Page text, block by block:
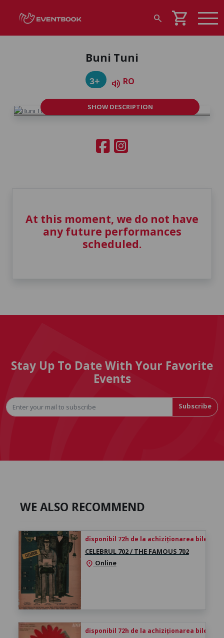
search shopping_cart
Buni Tuni
3+ volume_up RO
SHOW DESCRIPTION
At this moment, we do not have
any future performances
scheduled.
Stay Up To Date With Your Favorite
Events
Subscribe
WE ALSO RECOMMEND
disponibil 72h de la achiziționarea biletului
CELEBRUL 702 / THE FAMOUS 702
location_on Online
disponibil 72h de la achiziționarea biletului